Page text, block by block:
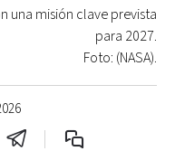
una misión clave prevista
para 2027.
Foto: (NASA).